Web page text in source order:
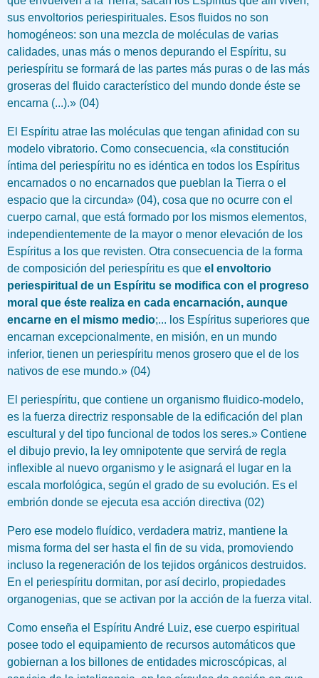
sus envoltorios periespirituales. Esos fluidos no son
homogéneos: son una mezcla de moléculas de varias
calidades, unas más o menos depurando el Espíritu, su
periespíritu se formará de las partes más puras o de las más
groseras del fluido característico del mundo donde éste se
encarna (...).» (04)
El Espíritu atrae las moléculas que tengan afinidad con su
modelo vibratorio. Como consecuencia, «la constitución
íntima del periespíritu no es idéntica en todos los Espíritus
encarnados o no encarnados que pueblan la Tierra o el
espacio que la circunda» (04), cosa que no ocurre con el
cuerpo carnal, que está formado por los mismos elementos,
independientemente de la mayor o menor elevación de los
Espíritus a los que revisten. Otra consecuencia de la forma
de composición del periespíritu es que el envoltorio
periespiritual de un Espíritu se modifica con el progreso
moral que éste realiza en cada encarnación, aunque
encarne en el mismo medio;... los Espíritus superiores que
encarnan excepcionalmente, en misión, en un mundo
inferior, tienen un periespíritu menos grosero que el de los
nativos de ese mundo.» (04)
El periespíritu, que contiene un organismo fluidico-modelo,
es la fuerza directriz responsable de la edificación del plan
escultural y del tipo funcional de todos los seres.» Contiene
el dibujo previo, la ley omnipotente que servirá de regla
inflexible al nuevo organismo y le asignará el lugar en la
escala morfológica, según el grado de su evolución. Es el
embrión donde se ejecuta esa acción directiva (02)
Pero ese modelo fluídico, verdadera matriz, mantiene la
misma forma del ser hasta el fin de su vida, promoviendo
incluso la regeneración de los tejidos orgánicos destruidos.
En el periespíritu dormitan, por así decirlo, propiedades
organogenias, que se activan por la acción de la fuerza vital.
Como enseña el Espíritu André Luiz, ese cuerpo espiritual
posee todo el equipamiento de recursos automáticos que
gobiernan a los billones de entidades microscópicas, al